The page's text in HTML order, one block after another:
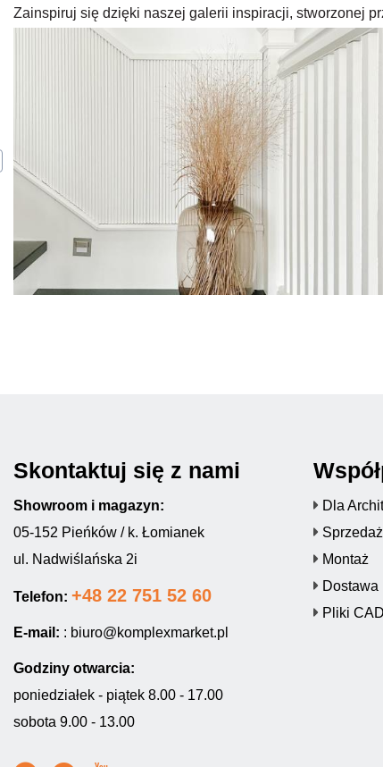
Zainspiruj się dzięki naszej galerii inspiracji, stworzonej
Skontaktuj się z nami
Showroom i magazyn:
05-152 Pieńków / k. Łomianek
ul. Nadwiślańska 2i
Telefon: +48 22 751 52 60
E-mail: : biuro@komplexmarket.pl
Godziny otwarcia:
poniedziałek - piątek 8.00 - 17.00
sobota 9.00 - 13.00
Dla
Montaż
Dostawa
Pliki CAD